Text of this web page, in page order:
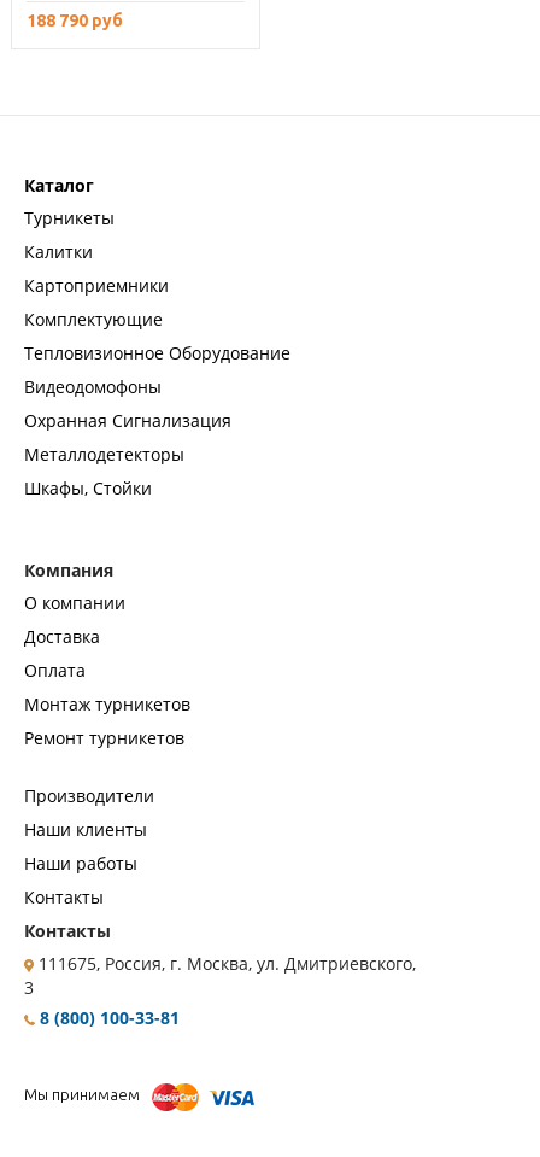
188 790 руб
Каталог
Турникеты
Калитки
Картоприемники
Комплектующие
Тепловизионное Оборудование
Видеодомофоны
Охранная Сигнализация
Металлодетекторы
Шкафы, Стойки
Компания
О компании
Доставка
Оплата
Монтаж турникетов
Ремонт турникетов
Производители
Наши клиенты
Наши работы
Контакты
Контакты
111675, Россия, г. Москва, ул. Дмитриевского,
3
8 (800) 100-33-81
Мы принимаем